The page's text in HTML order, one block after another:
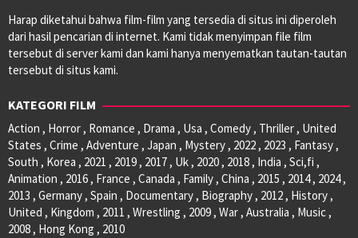
Harap diketahui bahwa film-film yang tersedia di situs ini diperoleh
dari hasil pencarian di internet. Kami tidak menyimpan file film
tersebut di server kami dan kami hanya menyematkan tautan-tautan
tersebut di situs kami.
KATEGORI FILM
Action , Horror , Romance , Drama , Usa , Comedy , Thriller , United
States , Crime , Adventure , Japan , Mystery , 2022 , 2023 , Fantasy ,
South , Korea , 2021 , 2019 , 2017 , Uk , 2020 , 2018 , India , Sci,fi ,
Animation , 2016 , France , Canada , Family , China , 2015 , 2014 , 2024 ,
2013 , Germany , Spain , Documentary , Biography , 2012 , History ,
United , Kingdom , 2011 , Wrestling , 2009 , War , Australia , Music ,
2008 , Hong Kong , 2010